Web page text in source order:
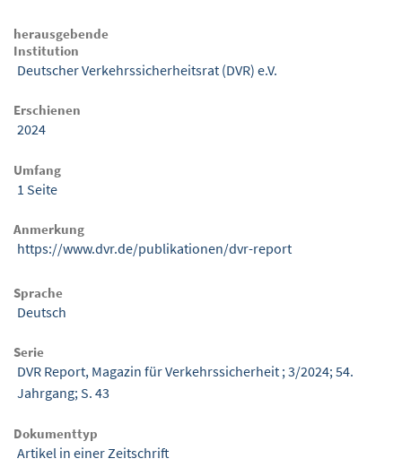
herausgebende
Institution
Deutscher Verkehrssicherheitsrat (DVR) e.V.
Erschienen
2024
Umfang
1 Seite
Anmerkung
https://www.dvr.de/publikationen/dvr-report
Sprache
Deutsch
Serie
DVR Report, Magazin für Verkehrssicherheit ; 3/2024; 54.
Jahrgang; S. 43
Dokumenttyp
Artikel in einer Zeitschrift